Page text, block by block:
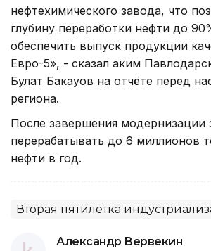
нефтехимического завода, что
глубину переработки нефти до
обеспечить выпуск продукции
Евро-5», - сказал аким
Булат Бакауов на отчёте перед
региона.
После завершения модернизации
перерабатывать до 6 миллионов
нефти в год.
Вторая пятилетка
Александр Вервекин